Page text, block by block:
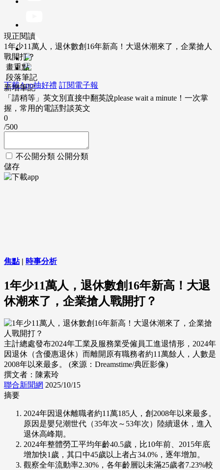
下載App抽好禮 訂閱電子報
現正閱讀
1年少11萬人，退休數創16年新高！大退休潮來了，企業搶人
戰開打？
畫重點
段落筆記
新增筆記
「請稍等」英文別直接中翻英說please wait a minute！一次掌
握，常用的電話對談英文
0
/500
不公開分類 公開分類
儲存
焦點| 時事分析
1年少11萬人，退休數創16年新高！大退
休潮來了，企業搶人戰開打？
主計總處發布2024年工業及服務業受僱員工進退情形，2024年
因退休（含優惠退休）而離開原有職務者約11萬餘人，人數是
2008年以來最多。 (來源：Dreamstime/典匠影像)
撰文者：陳素玲
聯合新聞網 2025/10/15
摘要
2024年因退休離職者約11萬185人，創2008年以來最多。
原因是嬰兒潮世代（35年次～53年次）陸續退休，進入
退休高峰期。
2024年整體勞工平均年齡40.5歲，比10年前、2015年底
增加快1歲，其口中45歲以上者占34.0%，逐年增加。
觀察全年流動率2.30%，各年齡層以未滿25歲者7.23%較